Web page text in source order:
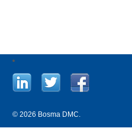
© 2026 Bosma DMC.